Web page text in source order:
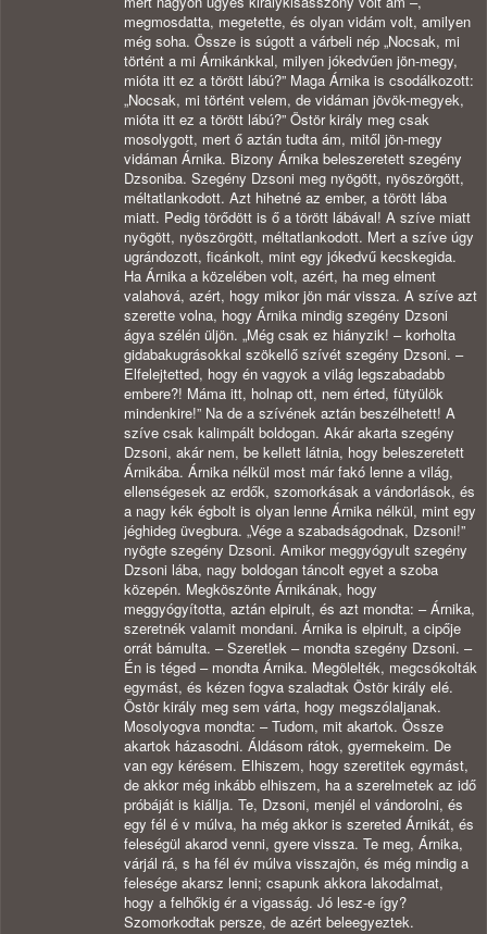
megmosdatta, megetette, és olyan vidám volt, amilyen
még soha. Össze is súgott a várbeli nép „Nocsak, mi
történt a mi Árnikánkkal, milyen jókedvűen jön-megy,
mióta itt ez a törött lábú?” Maga Árnika is csodálkozott:
„Nocsak, mi történt velem, de vidáman jövök-megyek,
mióta itt ez a törött lábú?” Östör király meg csak
mosolygott, mert ő aztán tudta ám, mitől jön-megy
vidáman Árnika. Bizony Árnika beleszeretett szegény
Dzsoniba. Szegény Dzsoni meg nyögött, nyöszörgött,
méltatlankodott. Azt hihetné az ember, a törött lába
miatt. Pedig törődött is ő a törött lábával! A szíve miatt
nyögött, nyöszörgött, méltatlankodott. Mert a szíve úgy
ugrándozott, ficánkolt, mint egy jókedvű kecskegida.
Ha Árnika a közelében volt, azért, ha meg elment
valahová, azért, hogy mikor jön már vissza. A szíve azt
szerette volna, hogy Árnika mindig szegény Dzsoni
ágya szélén üljön. „Még csak ez hiányzik! – korholta
gidabakugrásokkal szökellő szívét szegény Dzsoni. –
Elfelejtetted, hogy én vagyok a világ legszabadabb
embere?! Máma itt, holnap ott, nem érted, fütyülök
mindenkire!” Na de a szívének aztán beszélhetett! A
szíve csak kalimpált boldogan. Akár akarta szegény
Dzsoni, akár nem, be kellett látnia, hogy beleszeretett
Árnikába. Árnika nélkül most már fakó lenne a világ,
ellenségesek az erdők, szomorkásak a vándorlások, és
a nagy kék égbolt is olyan lenne Árnika nélkül, mint egy
jéghideg üvegbura. „Vége a szabadságodnak, Dzsoni!”
nyögte szegény Dzsoni. Amikor meggyógyult szegény
Dzsoni lába, nagy boldogan táncolt egyet a szoba
közepén. Megköszönte Árnikának, hogy
meggyógyította, aztán elpirult, és azt mondta: – Árnika,
szeretnék valamit mondani. Árnika is elpirult, a cipője
orrát bámulta. – Szeretlek – mondta szegény Dzsoni. –
Én is téged – mondta Árnika. Megölelték, megcsókolták
egymást, és kézen fogva szaladtak Östör király elé.
Östör király meg sem várta, hogy megszólaljanak.
Mosolyogva mondta: – Tudom, mit akartok. Össze
akartok házasodni. Áldásom rátok, gyermekeim. De
van egy kérésem. Elhiszem, hogy szeretitek egymást,
de akkor még inkább elhiszem, ha a szerelmetek az idő
próbáját is kiállja. Te, Dzsoni, menjél el vándorolni, és
egy fél é v múlva, ha még akkor is szereted Árnikát, és
feleségül akarod venni, gyere vissza. Te meg, Árnika,
várjál rá, s ha fél év múlva visszajön, és még mindig a
felesége akarsz lenni; csapunk akkora lakodalmat,
hogy a felhőkig ér a vigasság. Jó lesz-e így?
Szomorkodtak persze, de azért beleegyeztek.